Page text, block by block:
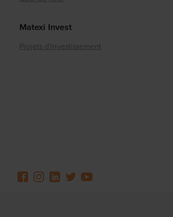
Matexi Invest
Projets d'investissement